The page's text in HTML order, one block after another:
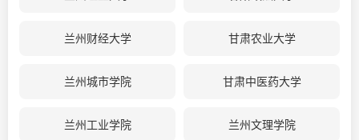
兰州财经大学 甘肃农业大学
兰州城市学院 甘肃中医药大学
兰州工业学院 兰州文理学院